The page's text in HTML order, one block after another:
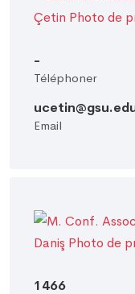
-
Téléphoner
Email
1466